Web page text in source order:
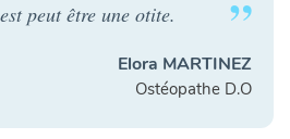
peut être une otite.
Elora MARTINEZ
Ostéopathe D.O